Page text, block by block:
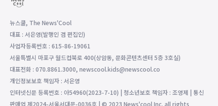
뉴스쿨, The News'Cool
대표 : 서은영(발행인 겸 편집인)
사업자등록번호 : 615-86-19061
서울특별시 마포구 월드컵북로 400(상암동, 문화콘텐츠센터 5층 3호실)
대표전화 : 070.8861.3000, newscool.kids@newscool.co
개인정보보호 책임자 : 서은영
인터넷신문 등록번호 : 아54960(2023-7-10) | 청소년보호 책임자 : 조영제 | 통신
판매업 제2024-서울서대문-0036호 | © 2023 News'cool Inc. all rights